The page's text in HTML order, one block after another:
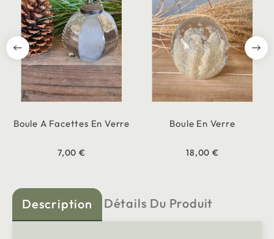
Boule A Facettes En Verre
7,00 €
Boule En Verre
18,00 €
Description Détails Du Produit